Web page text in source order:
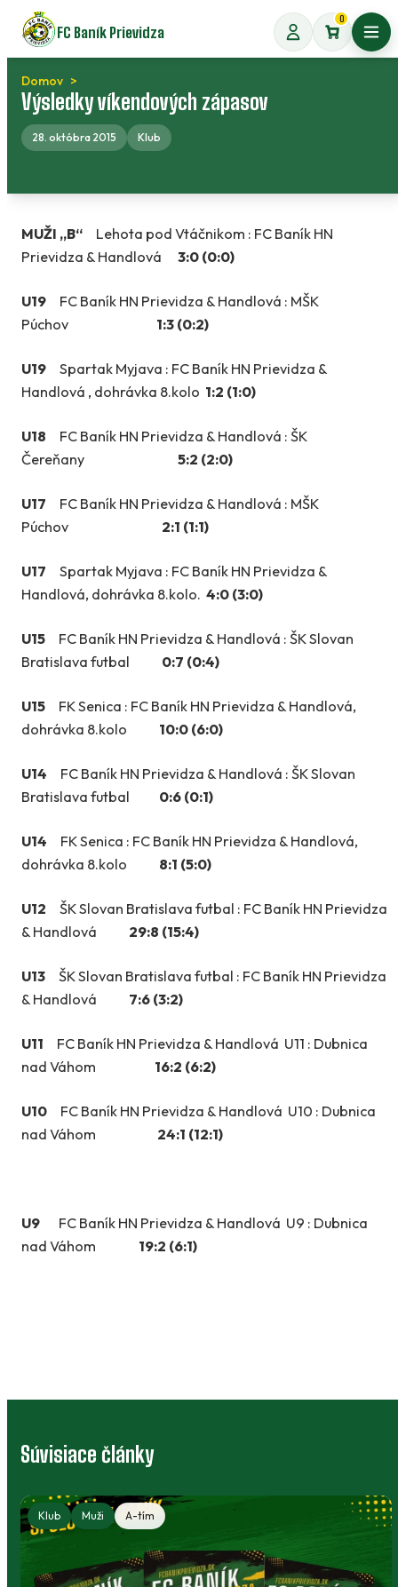
Preskočiť
na
obsah
FC Baník Prievidza
0
Domov
Výsledky víkendových zápasov
28. októbra 2015 Klub
MUŽI „B“ Lehota pod Vtáčnikom : FC Baník HN
Prievidza & Handlová
3:0 (0:0)
U19 FC Baník HN Prievidza & Handlová : MŠK
Púchov
1:3 (0:2)
U19 Spartak Myjava : FC Baník HN Prievidza &
Handlová , dohrávka 8.kolo 1:2 (1:0)
U18 FC Baník HN Prievidza & Handlová : ŠK
Čereňany
5:2 (2:0)
U17 FC Baník HN Prievidza & Handlová : MŠK
Púchov
2:1 (1:1)
U17 Spartak Myjava : FC Baník HN Prievidza &
Handlová, dohrávka 8.kolo. 4:0 (3:0)
U15 FC Baník HN Prievidza & Handlová : ŠK Slovan
Bratislava futbal
0:7 (0:4)
U15 FK Senica : FC Baník HN Prievidza & Handlová,
dohrávka 8.kolo
10:0 (6:0)
U14 FC Baník HN Prievidza & Handlová : ŠK Slovan
Bratislava futbal
0:6 (0:1)
U14 FK Senica : FC Baník HN Prievidza & Handlová,
dohrávka 8.kolo
8:1 (5:0)
U12 ŠK Slovan Bratislava futbal : FC Baník HN Prievidza
& Handlová
29:8 (15:4)
U13 ŠK Slovan Bratislava futbal : FC Baník HN Prievidza
& Handlová
7:6 (3:2)
U11 FC Baník HN Prievidza & Handlová U11 : Dubnica
nad Váhom 16:2 (6:2)
U10
FC Baník HN Prievidza & Handlová U10 : Dubnica
nad Váhom 24:1 (12:1)
U9 FC Baník HN Prievidza & Handlová U9 : Dubnica
nad Váhom
19:2 (6:1)
Súvisiace články
Klub